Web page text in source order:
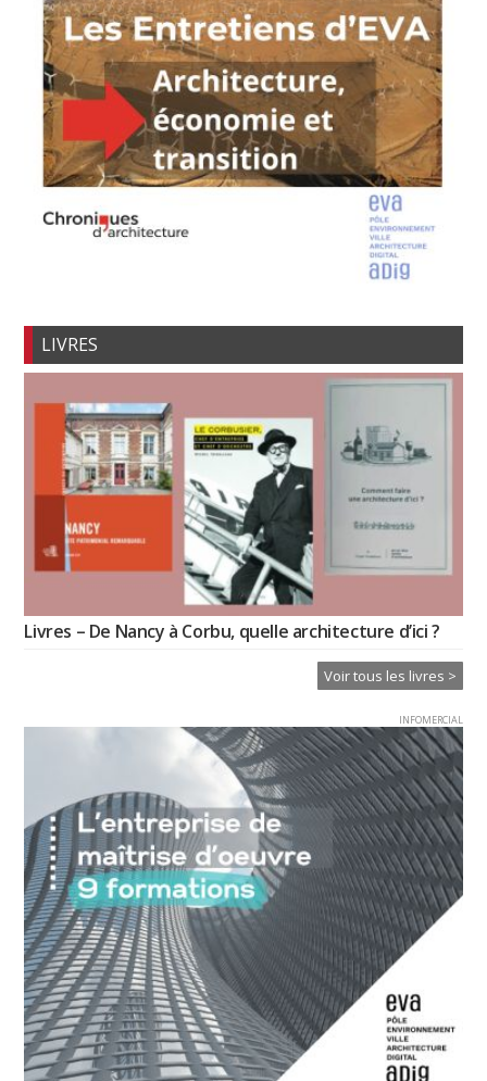
LIVRES
Livres – De Nancy à Corbu, quelle architecture d’ici ?
Voir tous les livres >
INFOMERCIAL